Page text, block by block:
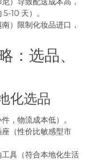
10 天）。
）限制化妆品进口，
：选品、
化选品
，物流成本低）。
（性价比敏感型市
工具（符合本地化生活